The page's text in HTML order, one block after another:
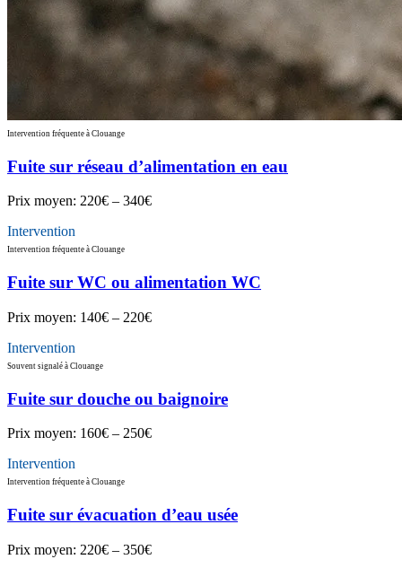
Intervention fréquente à Clouange
Fuite sur réseau d’alimentation en eau
Prix moyen: 220€ – 340€
Intervention
Intervention fréquente à Clouange
Fuite sur WC ou alimentation WC
Prix moyen: 140€ – 220€
Intervention
Souvent signalé à Clouange
Fuite sur douche ou baignoire
Prix moyen: 160€ – 250€
Intervention
Intervention fréquente à Clouange
Fuite sur évacuation d’eau usée
Prix moyen: 220€ – 350€